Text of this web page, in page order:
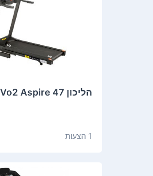
הליכון Vo2 Aspire 47
1 הצעות